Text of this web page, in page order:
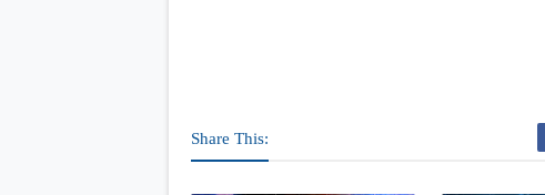
Share This: